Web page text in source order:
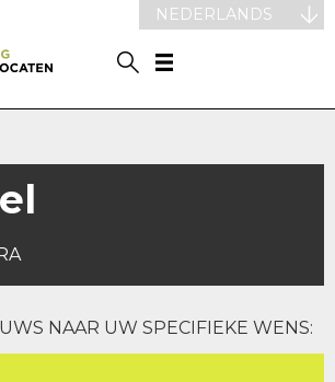
NEDERLANDS
NAAR UW SPECIFIEKE WENS: